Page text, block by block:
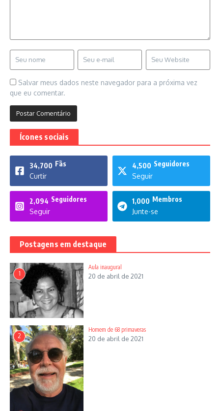
Salvar meus dados neste navegador para a próxima vez
que eu comentar.
Ícones sociais
34,700 Fãs
Curtir
4,500 Seguidores
Seguir
2,094 Seguidores
Seguir
1,000 Membros
Junte-se
Postagens em destaque
1
Aula inaugural
20 de abril de 2021
2
Homem de 68 primaveras
20 de abril de 2021